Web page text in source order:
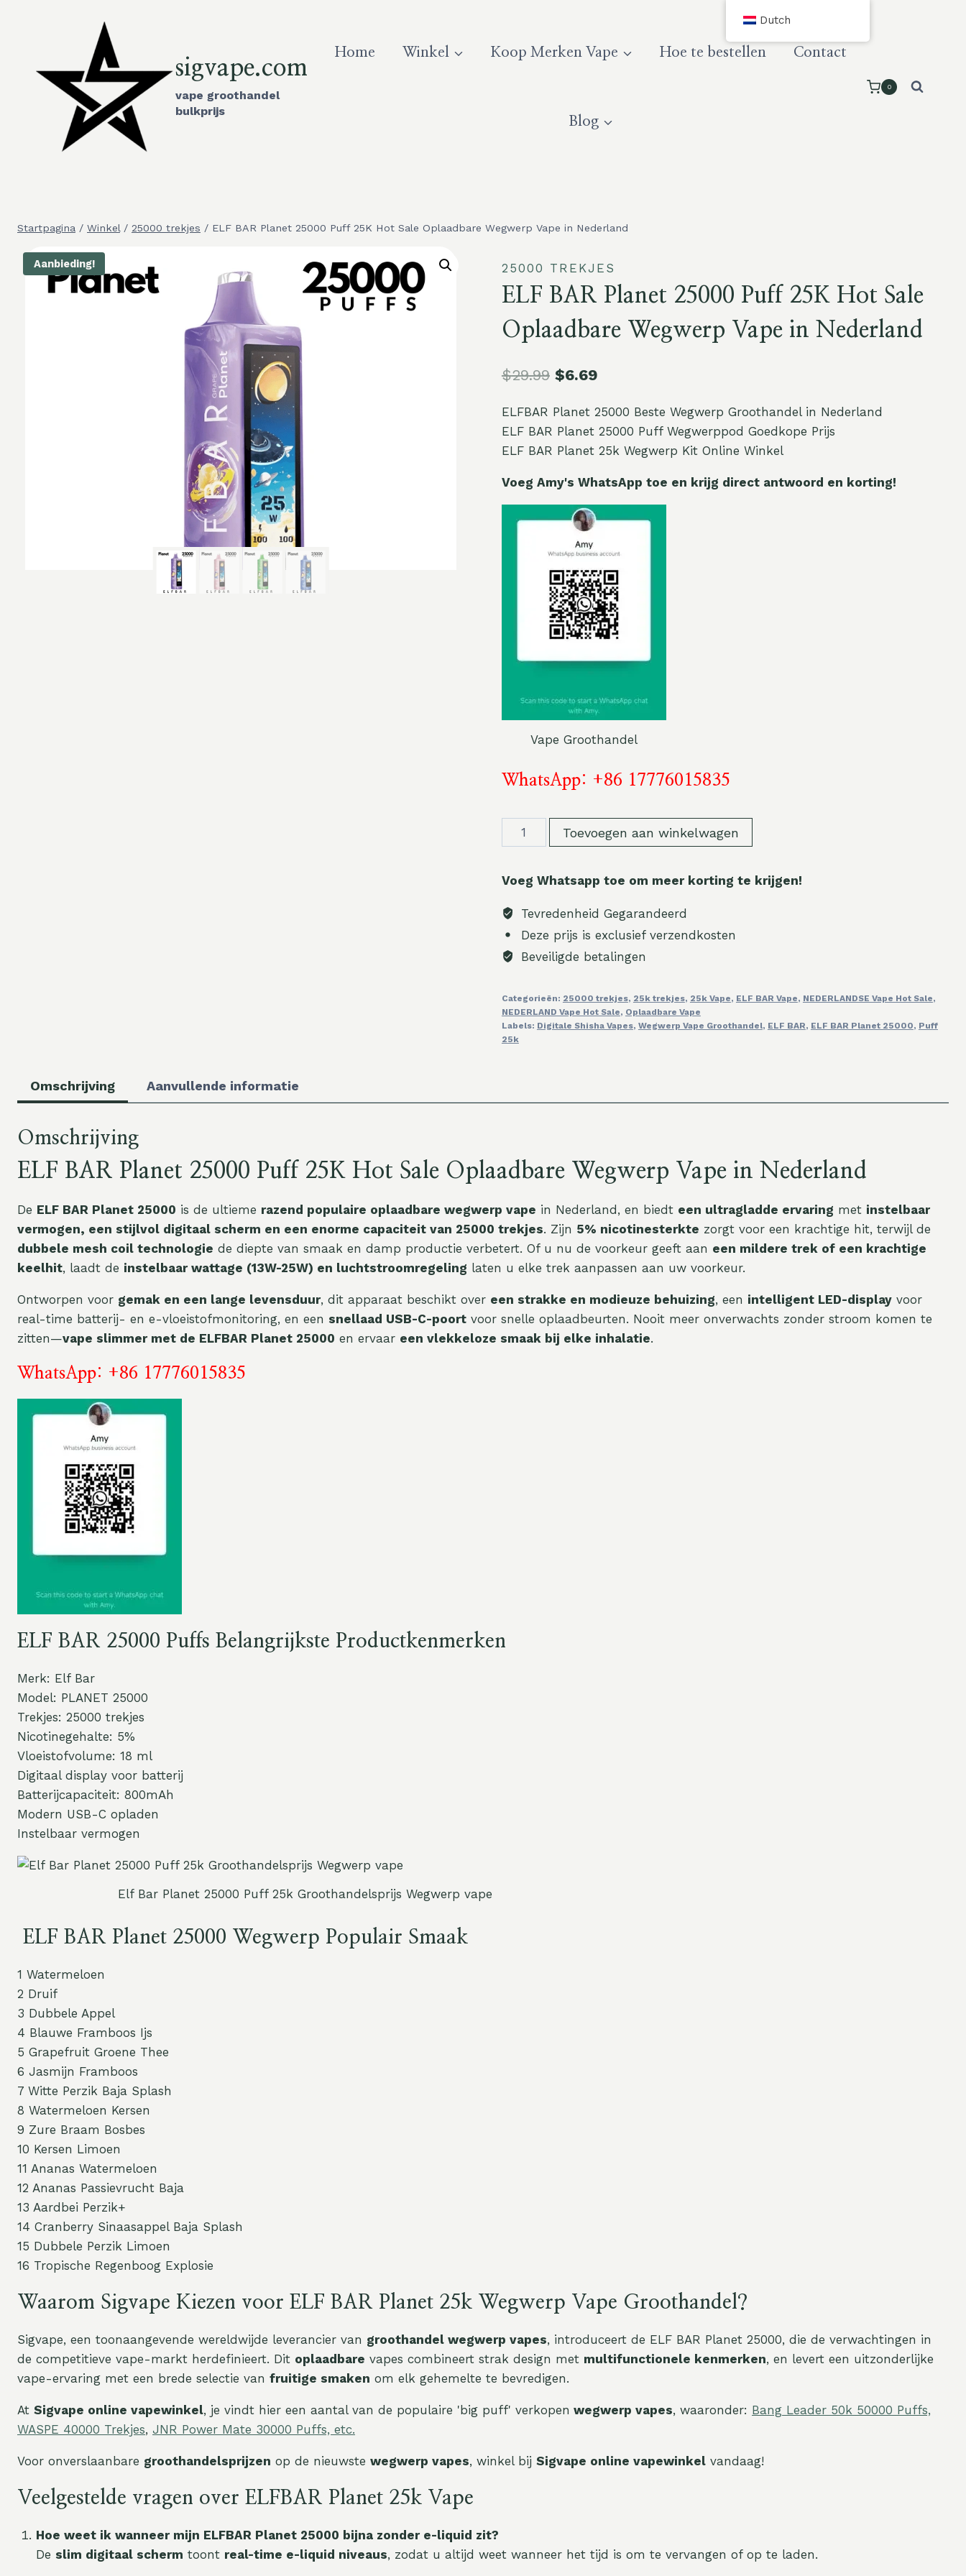
inhoud
sigvape.com
vape groothandel
bulkprijs
Home Winkel Koop Merken Vape Hoe te bestellen Contact
Blog
0
Startpagina / Winkel / 25000 trekjes / ELF BAR Planet 25000 Puff 25K Hot Sale Oplaadbare Wegwerp Vape in Nederland
Aanbieding! 25000 TREKJES
ELF BAR Planet 25000 Puff 25K Hot Sale
Oplaadbare Wegwerp Vape in Nederland
$29.99 $6.69
ELFBAR Planet 25000 Beste Wegwerp Groothandel in Nederland
ELF BAR Planet 25000 Puff Wegwerppod Goedkope Prijs
ELF BAR Planet 25k Wegwerp Kit Online Winkel
Voeg Amy's WhatsApp toe en krijg direct antwoord en korting!
Vape Groothandel
WhatsApp: +86 17776015835
HoeveelheidToevoegen aan winkelwagen
Voeg Whatsapp toe om meer korting te krijgen!
Tevredenheid Gegarandeerd
Deze prijs is exclusief verzendkosten
Beveiligde betalingen
Categorieën: 25000 trekjes, 25k trekjes, 25k Vape, ELF BAR Vape, NEDERLANDSE Vape Hot Sale,
NEDERLAND Vape Hot Sale, Oplaadbare Vape
Labels: Digitale Shisha Vapes, Wegwerp Vape Groothandel, ELF BAR, ELF BAR Planet 25000, Puff
25k
Omschrijving Aanvullende informatie
Omschrijving
ELF BAR Planet 25000 Puff 25K Hot Sale Oplaadbare Wegwerp Vape in Nederland
De ELF BAR Planet 25000 is de ultieme razend populaire oplaadbare wegwerp vape in Nederland, en biedt een ultragladde ervaring met instelbaar
vermogen, een stijlvol digitaal scherm en een enorme capaciteit van 25000 trekjes. Zijn 5% nicotinesterkte zorgt voor een krachtige hit, terwijl de
dubbele mesh coil technologie de diepte van smaak en damp productie verbetert. Of u nu de voorkeur geeft aan een mildere trek of een krachtige
keelhit, laadt de instelbaar wattage (13W-25W) en luchtstroomregeling laten u elke trek aanpassen aan uw voorkeur.
Ontworpen voor gemak en een lange levensduur, dit apparaat beschikt over een strakke en modieuze behuizing, een intelligent LED-display voor
real-time batterij- en e-vloeistofmonitoring, en een snellaad USB-C-poort voor snelle oplaadbeurten. Nooit meer onverwachts zonder stroom komen te
zitten—vape slimmer met de ELFBAR Planet 25000 en ervaar een vlekkeloze smaak bij elke inhalatie.
WhatsApp: +86 17776015835
ELF BAR 25000 Puffs Belangrijkste Productkenmerken
Merk: Elf Bar
Model: PLANET 25000
Trekjes: 25000 trekjes
Nicotinegehalte: 5%
Vloeistofvolume: 18 ml
Digitaal display voor batterij
Batterijcapaciteit: 800mAh
Modern USB-C opladen
Instelbaar vermogen
Elf Bar Planet 25000 Puff 25k Groothandelsprijs Wegwerp vape
ELF BAR Planet 25000 Wegwerp Populair Smaak
1 Watermeloen
2 Druif
3 Dubbele Appel
4 Blauwe Framboos Ijs
5 Grapefruit Groene Thee
6 Jasmijn Framboos
7 Witte Perzik Baja Splash
8 Watermeloen Kersen
9 Zure Braam Bosbes
10 Kersen Limoen
11 Ananas Watermeloen
12 Ananas Passievrucht Baja
13 Aardbei Perzik+
14 Cranberry Sinaasappel Baja Splash
15 Dubbele Perzik Limoen
16 Tropische Regenboog Explosie
Waarom Sigvape Kiezen voor ELF BAR Planet 25k Wegwerp Vape Groothandel?
Sigvape, een toonaangevende wereldwijde leverancier van groothandel wegwerp vapes, introduceert de ELF BAR Planet 25000, die de verwachtingen in
de competitieve vape-markt herdefinieert. Dit oplaadbare vapes combineert strak design met multifunctionele kenmerken, en levert een uitzonderlijke
vape-ervaring met een brede selectie van fruitige smaken om elk gehemelte te bevredigen.
At Sigvape online vapewinkel, je vindt hier een aantal van de populaire 'big puff' verkopen wegwerp vapes, waaronder: Bang Leader 50k 50000 Puffs,
WASPE 40000 Trekjes, JNR Power Mate 30000 Puffs, etc.
Voor onverslaanbare groothandelsprijzen op de nieuwste wegwerp vapes, winkel bij Sigvape online vapewinkel vandaag!
Veelgestelde vragen over ELFBAR Planet 25k Vape
Hoe weet ik wanneer mijn ELFBAR Planet 25000 bijna zonder e-liquid zit?
De slim digitaal scherm toont real-time e-liquid niveaus, zodat u altijd weet wanneer het tijd is om te vervangen of op te laden.
Dutch